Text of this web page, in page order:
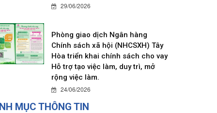
29/06/2026
Phòng giao dịch Ngân hàng
Chính sách xã hội (NHCSXH) Tây
Hòa triển khai chính sách cho vay
Hỗ trợ tạo việc làm, duy trì, mở
rộng việc làm.
24/06/2026
MỤC THÔNG TIN